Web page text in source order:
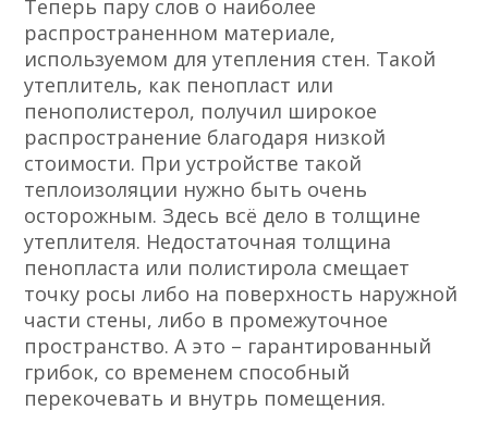
Теперь пару слов о наиболее
распространенном материале,
используемом для утепления стен. Такой
утеплитель, как пенопласт или
пенополистерол, получил широкое
распространение благодаря низкой
стоимости. При устройстве такой
теплоизоляции нужно быть очень
осторожным. Здесь всё дело в толщине
утеплителя. Недостаточная толщина
пенопласта или полистирола смещает
точку росы либо на поверхность наружной
части стены, либо в промежуточное
пространство. А это – гарантированный
грибок, со временем способный
перекочевать и внутрь помещения.